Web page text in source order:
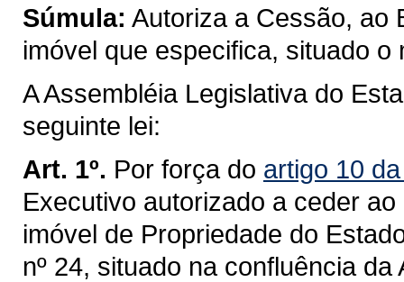
Súmula: Autoriza a Cessão, ao
imóvel que especifica, situado o
A Assembléia Legislativa do
seguinte lei:
Art. 1º. Por força do artigo 10
Executivo autorizado a ceder
imóvel de Propriedade do
nº 24, situado na confluência